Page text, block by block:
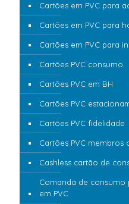
Cartões em PVC para
Cartões em PVC para
Cartões em PVC para
Cartões PVC consumo
Cartões PVC em BH
Cartões PVC
Cartões PVC fidelidade
Cartões PVC membros
Cashless cartão de
Comanda de consumo
em PVC